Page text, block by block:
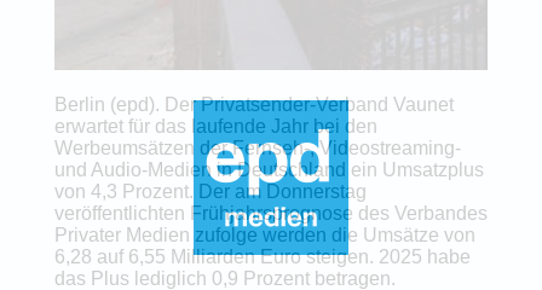
Berlin (epd). Der Privatsender-Verband Vaunet
erwartet für das laufende Jahr bei den
Werbeumsätzen der Fernseh-, Videostreaming-
und Audio-Medien in Deutschland ein Umsatzplus
von 4,3 Prozent. Der am Donnerstag
veröffentlichten Frühjahrsprognose des Verbandes
Privater Medien zufolge werden die Umsätze von
6,28 auf 6,55 Milliarden Euro steigen. 2025 habe
das Plus lediglich 0,9 Prozent betragen.